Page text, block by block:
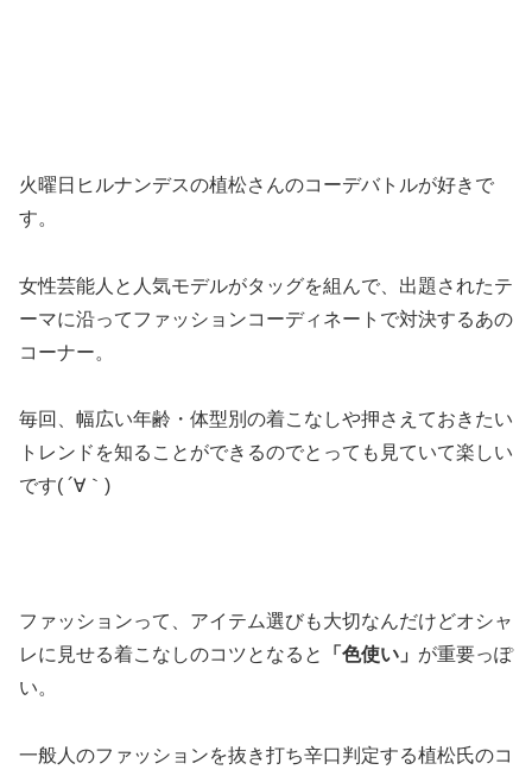
火曜日ヒルナンデスの植松さんのコーデバトルが好きで
す。
女性芸能人と人気モデルがタッグを組んで、出題されたテ
ーマに沿ってファッションコーディネートで対決するあの
コーナー。
毎回、幅広い年齢・体型別の着こなしや押さえておきたい
トレンドを知ることができるのでとっても見ていて楽しい
です( ´∀｀)
ファッションって、アイテム選びも大切なんだけどオシャ
レに見せる着こなしのコツとなると
「色使い」 が重要っぽ
い。
一般人のファッションを抜き打ち辛口判定する植松氏のコ